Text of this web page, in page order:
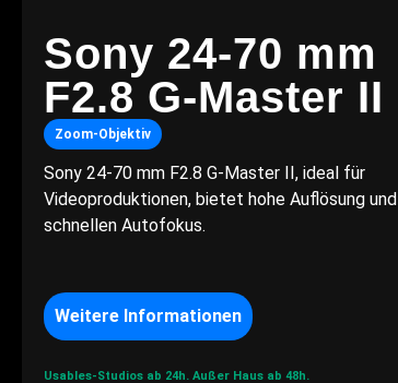
Sony 24-70 mm
F2.8 G-Master II
Zoom-Objektiv
Sony 24-70 mm F2.8 G-Master II, ideal für
Videoproduktionen, bietet hohe Auflösung und
schnellen Autofokus.
Weitere Informationen
Usables-Studios ab 24h. Außer Haus ab 48h.